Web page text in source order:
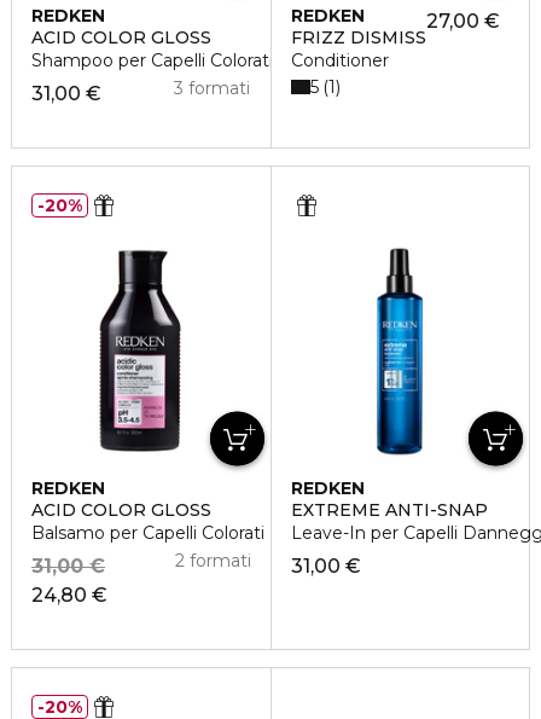
REDKEN
ACID COLOR GLOSS
Shampoo per Capelli Colorati
31,00 € 3 formati
REDKEN
FRIZZ DISMISS
Conditioner
27,00 €
5 1
REDKEN
ACID COLOR GLOSS
Balsamo per Capelli Colorati
24,80 €
31,00 € 2 formati
20%
REDKEN
EXTREME ANTI-SNAP
Leave-In per Capelli
31,00 €
20%